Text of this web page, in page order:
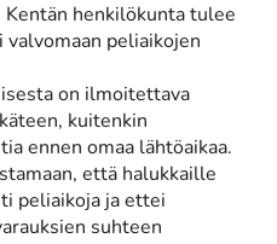
henkilökunta tulee
peliaikojen
on ilmoitettava
kuitenkin
ennen omaa lähtöaikaa.
että halukkaille
peliaikoja ja ettei
suhteen